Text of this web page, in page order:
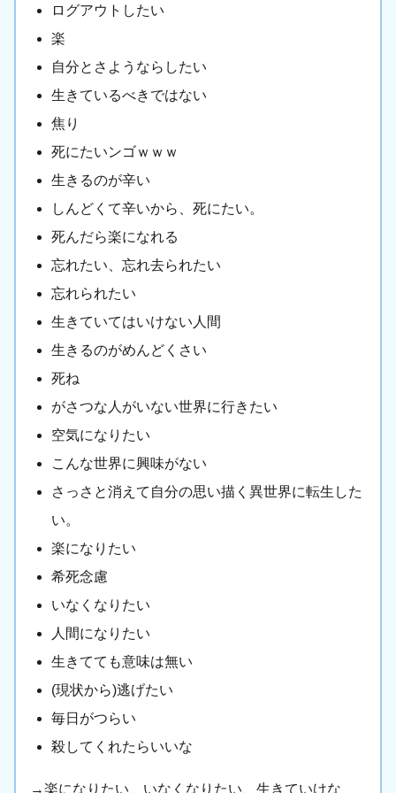
ログアウトしたい
楽
自分とさようならしたい
生きているべきではない
焦り
死にたいンゴｗｗｗ
生きるのが辛い
しんどくて辛いから、死にたい。
死んだら楽になれる
忘れたい、忘れ去られたい
忘れられたい
生きていてはいけない人間
生きるのがめんどくさい
死ね
がさつな人がいない世界に行きたい
空気になりたい
こんな世界に興味がない
さっさと消えて自分の思い描く異世界に転生した
い。
楽になりたい
希死念慮
いなくなりたい
人間になりたい
生きてても意味は無い
(現状から)逃げたい
毎日がつらい
殺してくれたらいいな
→楽になりたい、いなくなりたい、生きていけな